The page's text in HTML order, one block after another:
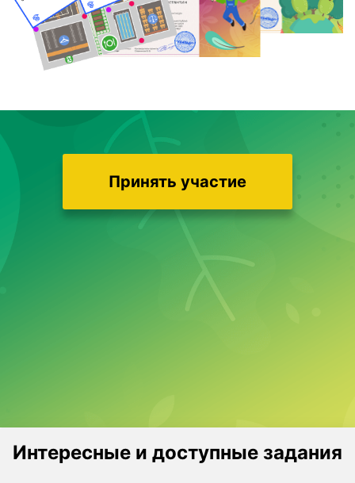
Принять участие
Интересные и доступные задания